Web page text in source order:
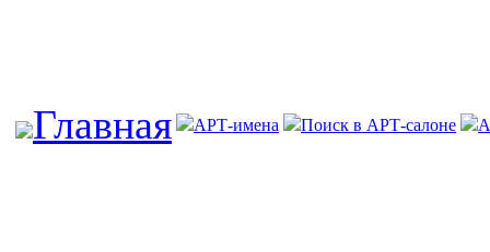
Главная АРТ-имена Поиск в АРТ-салоне